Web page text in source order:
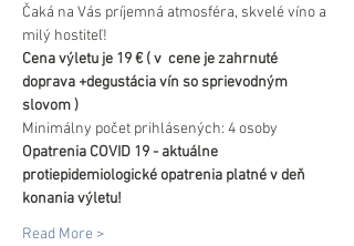
Čaká na Vás príjemná atmosféra, skvelé víno a
milý hostiteľ!
Cena výletu je 19 € ( v  cene je zahrnuté
doprava +degustácia vín so sprievodným
slovom )
Minimálny počet prihlásených: 4 osoby
Opatrenia COVID 19 - aktuálne
protiepidemiologické opatrenia platné v deň
konania výletu!
Read More >